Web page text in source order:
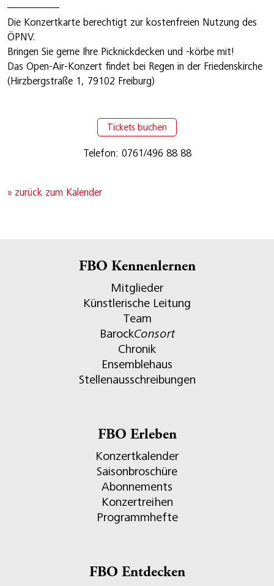
—————
Die Konzertkarte berechtigt zur kostenfreien Nutzung des
ÖPNV.
Bringen Sie gerne Ihre Picknickdecken und -körbe mit!
Das Open-Air-Konzert findet bei Regen in der Friedenskirche
(Hirzbergstraße 1, 79102 Freiburg)
Tickets buchen
Telefon: 0761/496 88 88
» zurück zum Kalender
FBO Kennenlernen
Mitglieder
Künstlerische Leitung
Team
BarockConsort
Chronik
Ensemblehaus
Stellenausschreibungen
FBO Erleben
Konzertkalender
Saisonbroschüre
Abonnements
Konzertreihen
Programmhefte
FBO Entdecken